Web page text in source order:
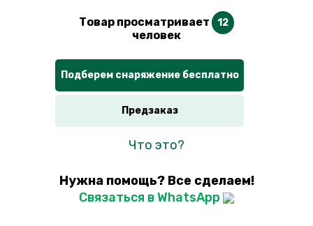
Товар просматривает 12
человек
Подберем снаряжение бесплатно
Предзаказ
Что это?
Нужна помощь? Все сделаем!
Связаться в WhatsApp